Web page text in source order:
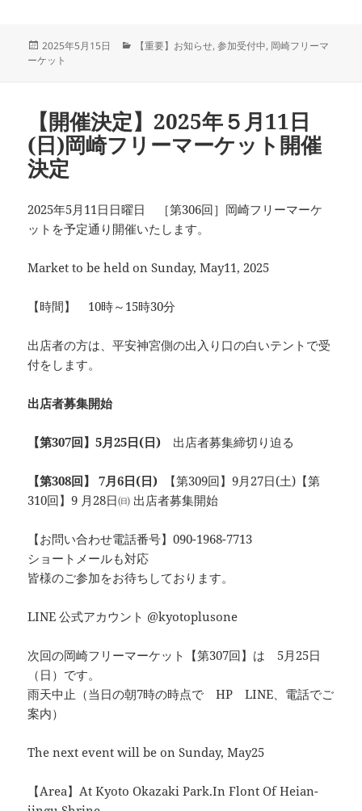
投
稿
2025年5月15日
カ【重要】お知らせ,参加受付中, 岡崎フリーマ
ーケット
【開催決定】2025年５月11日
(日)岡崎フリーマーケット開催
決定
2025年5月11日日曜日 ［第306回］岡崎フリーマーケ
ットを予定通り開催いたします。
Market to be held on Sunday, May11, 2025
【時間】 10時～15時30分
出店者の方は、平安神宮側の出入り口の白いテントで受
付をします。
出店者募集開始
【第307回】5月25日(日) 出店者募集締切り迫る
【第308回】 7月6日(日)
【第309回】9月27日(土)【第
310回】9 月28日㈰ 出店者募集開始
【お問い合わせ電話番号】090-1968-7713
ショートメールも対応
皆様のご参加をお待ちしております。
LINE 公式アカウント @kyotoplusone
次回の岡崎フリーマーケット【第307回】は 5月25日
（日）です。
雨天中止（当日の朝7時の時点で HP LINE、電話でご
案内）
The next event will be on Sunday, May25
【Area】At Kyoto Okazaki Park.In Flont Of Heian-